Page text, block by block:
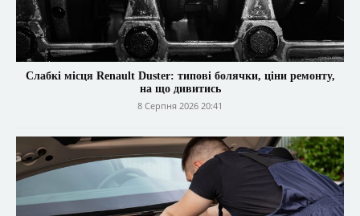
Слабкі місця Renault Duster: типові болячки, ціни ремонту,
на що дивитись
8 Серпня 2026 20:41